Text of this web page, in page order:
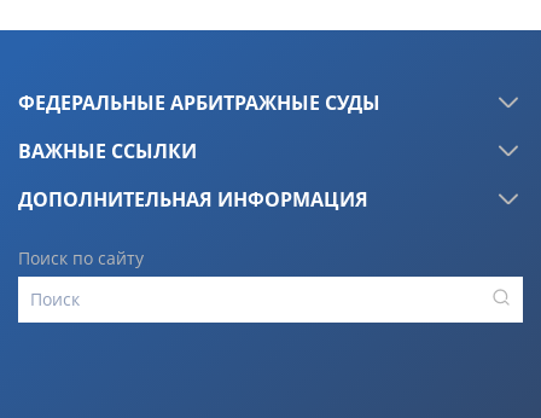
ФЕДЕРАЛЬНЫЕ АРБИТРАЖНЫЕ СУДЫ
ВАЖНЫЕ ССЫЛКИ
ДОПОЛНИТЕЛЬНАЯ ИНФОРМАЦИЯ
Поиск по сайту